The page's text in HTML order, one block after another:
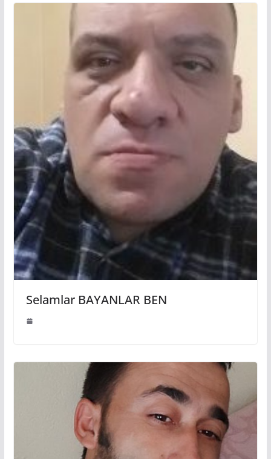
Selamlar BAYANLAR BEN